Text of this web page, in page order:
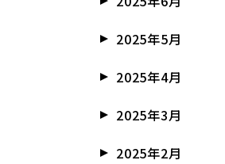
2025年5月
2025年4月
2025年3月
2025年2月